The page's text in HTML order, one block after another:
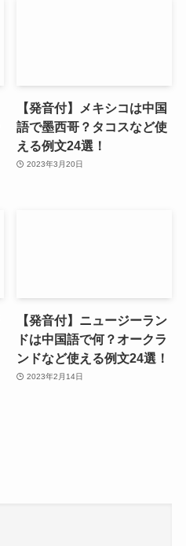
【発音付】メキシコは中国
語で墨西哥？タコスなど使
える例文24選！
2023年3月20日
【発音付】ニュージーラン
ドは中国語で何？オークラ
ンドなど使える例文24選！
2023年2月14日